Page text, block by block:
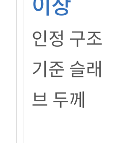
인정 구조
기준 슬래
브 두께